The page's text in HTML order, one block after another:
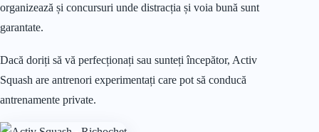
organizează și concursuri unde distracția și voia bună sunt
garantate.
Dacă doriți să vă perfecționați sau sunteți începător, Activ
Squash are antrenori experimentați care pot să conducă
antrenamente private.